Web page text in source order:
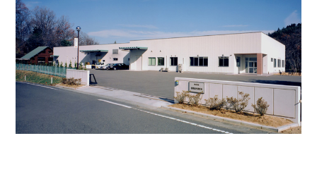
お知らせ 広報誌 最新技術の革新
関連リンク プライバシーポリシー